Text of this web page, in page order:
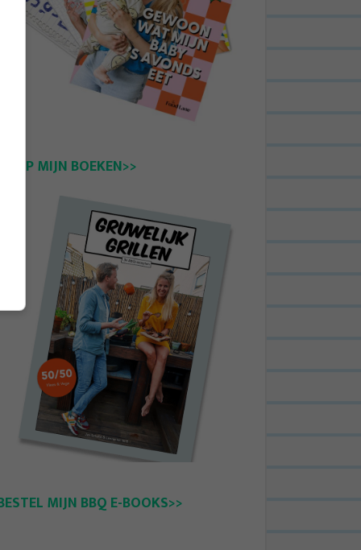
MIJN BOEKEN>>
MIJN BBQ E-BOOKS>>